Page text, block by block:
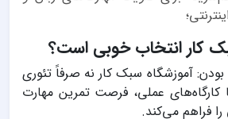
کار انتخاب خوبی است؟
بودن: آموزشگاه سبک کار نه صرفاً تئوری
کارگاه‌های عملی، فرصت تمرین مهارت
فراهم می‌کند.